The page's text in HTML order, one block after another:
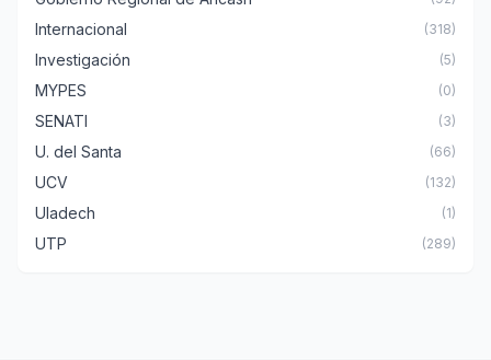
Internacional (318)
Investigación (5)
MYPES (0)
SENATI (3)
U. del Santa (66)
UCV (132)
Uladech (1)
UTP (289)